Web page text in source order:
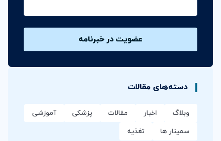
دسته‌های مقالات
وبلاگ اخبار مقالات پزشکی
آموزشی
سمینار ها
تغذیه